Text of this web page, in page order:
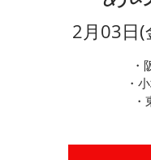
2月03日(
・
・